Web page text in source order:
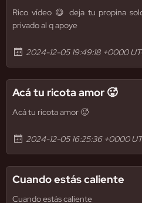
Rico vídeo 😋 deja tu propina
privado al q apoye
2024-12-05 19:49:18 +0000
Acá tu ricota amor 🥵
Acá tu ricota amor 🥵
2024-12-05 16:25:36 +0000
Cuando estás caliente
Cuando estás caliente